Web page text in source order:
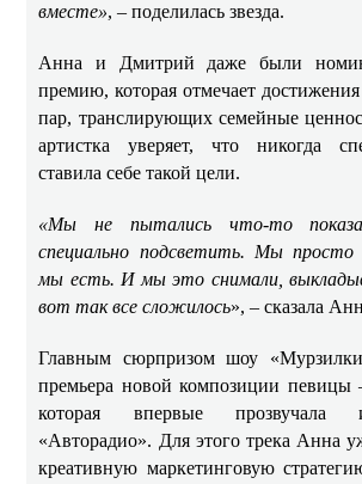
вместе», – поделилась звезда. ​
Анна и Дмитрий даже были
премию, которая отмечает
пар, транслирующих семейные
артистка уверяет, что никогда
ставила себе такой цели. ​​
«Мы не пытались что-то
специально подсветить. Мы просто
мы есть. И мы это снимали,
вот так все сложилось», – сказала
Главным сюрпризом шоу
премьера новой композиции певицы
которая впервые
«Авторадио». Для этого трека Анна
креативную маркетинговую